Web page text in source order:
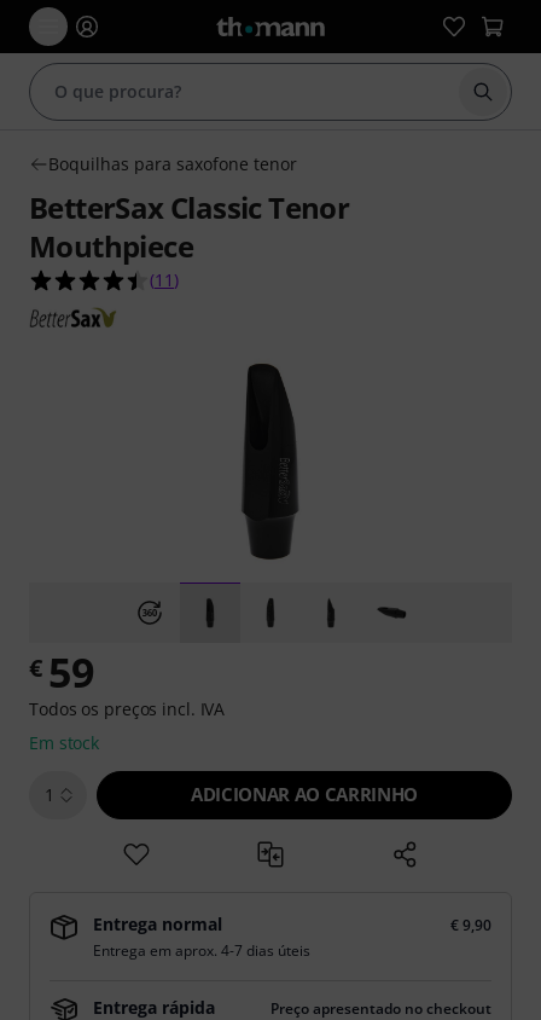
Iniciar
Boquilhas para saxofone tenor
BetterSax Classic Tenor
Mouthpiece
4.5 de 5 estrelas de 11 avaliações de clientes
(11 )
€ 59
Todos os preços incl. IVA
Em stock
1 ADICIONAR AO CARRINHO
Entrega normal
€ 9,90
Entrega em aprox. 4-7 dias úteis
Entrega rápida
Preço apresentado no checkout